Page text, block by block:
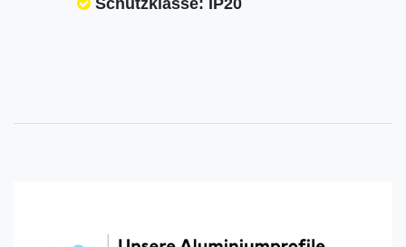
Schutzklasse: IP20